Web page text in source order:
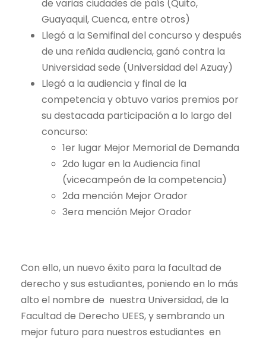
de varias ciudades de país (Quito,
Guayaquil, Cuenca, entre otros)
Llegó a la Semifinal del concurso y después
de una reñida audiencia, ganó contra la
Universidad sede (Universidad del Azuay)
Llegó a la audiencia y final de la
competencia y obtuvo varios premios por
su destacada participación a lo largo del
concurso:
1er lugar Mejor Memorial de Demanda
2do lugar en la Audiencia final
(vicecampeón de la competencia)
2da mención Mejor Orador
3era mención Mejor Orador
Con ello, un nuevo éxito para la facultad de
derecho y sus estudiantes, poniendo en lo más
alto el nombre de nuestra Universidad, de la
Facultad de Derecho UEES, y sembrando un
mejor futuro para nuestros estudiantes en